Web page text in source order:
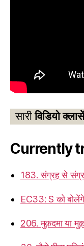
सारीविडियो क्लासें
Currently
183. संग्रह से
EC33: S को बोलेंगे
206. मुक़दमा या